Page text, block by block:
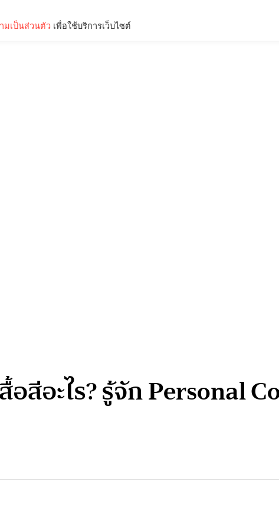
อสีอะไร? รู้จัก Personal
มเป็นส่วนตัว เพื่อใช้บริการเว็บไซต์